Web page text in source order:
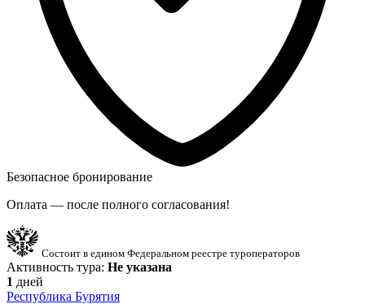
Безопасное бронирование
Оплата — после полного согласования!
Состоит в едином Федеральном реестре туроператоров
Активность тура: Не указана
1 дней
Республика Бурятия